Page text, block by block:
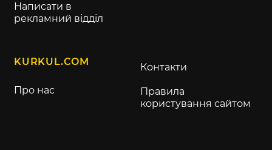
Написати в
рекламний відділ
KURKUL.COM
Про нас
Контакти
Правила
користування сайтом